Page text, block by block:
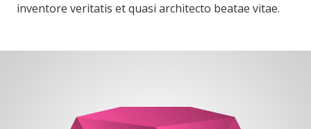
inventore veritatis et quasi architecto beatae vitae.